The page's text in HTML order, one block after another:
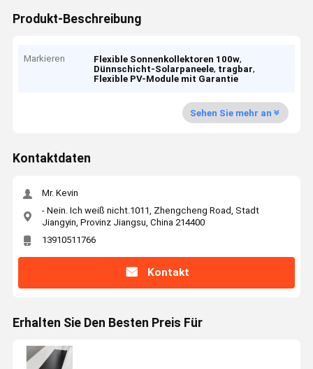
Produkt-Beschreibung
Markieren Flexible Sonnenkollektoren 100w,
Dünnschicht-Solarpaneele, tragbar,
Flexible PV-Module mit Garantie
Sehen Sie mehr an
Kontaktdaten
Mr. Kevin
- Nein. Ich weiß nicht.1011, Zhengcheng Road, Stadt
Jiangyin, Provinz Jiangsu, China 214400
13910511766
Kontakt
Erhalten Sie Den Besten Preis Für